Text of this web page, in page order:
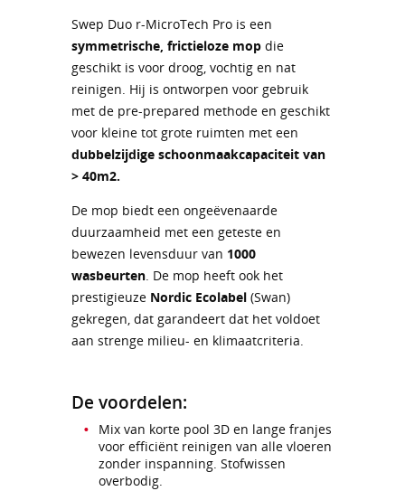
Swep Duo r-MicroTech Pro is een
symmetrische, frictieloze mop die
geschikt is voor droog, vochtig en nat
reinigen. Hij is ontworpen voor gebruik
met de pre-prepared methode en geschikt
voor kleine tot grote ruimten met een
dubbelzijdige schoonmaakcapaciteit van
> 40m2.
De mop biedt een ongeëvenaarde
duurzaamheid met een geteste en
bewezen levensduur van 1000
wasbeurten. De mop heeft ook het
prestigieuze Nordic Ecolabel (Swan)
gekregen, dat garandeert dat het voldoet
aan strenge milieu- en klimaatcriteria.
De voordelen:
Mix van korte pool 3D en lange franjes
voor efficiënt reinigen van alle vloeren
zonder inspanning. Stofwissen
overbodig.